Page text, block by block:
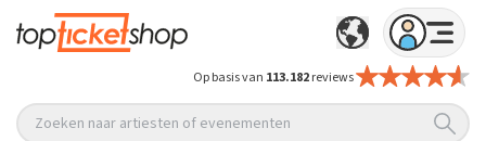
Op basis van 113.182reviews
Zoeken naar artiesten of evenementen